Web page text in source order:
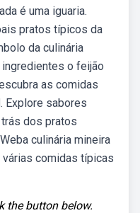
é uma iguaria.
pratos típicos da
da culinária
o feijão
as comidas
Explore sabores
dos pratos
culinária mineira
comidas típicas
the button below.